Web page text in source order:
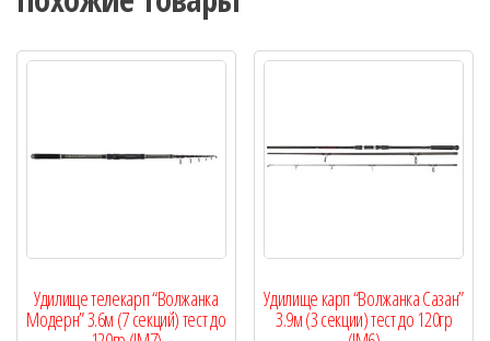
Удилище телекарп “Волжанка
Модерн” 3.6м (7 секций) тест до
Удилище карп “Волжанка Сазан”
3.9м (3 секции) тест до 120гр